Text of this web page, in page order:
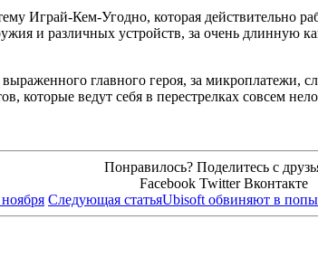
Играй-Кем-Угодно, которая действительно
и различных устройств, за очень длинную
главного героя, за микроплатежи,
которые ведут себя в перестрелках совсем
Понравилось? Поделитесь с
Facebook Twitter Вконтакте
Следующая статьяUbisoft обвиняют в